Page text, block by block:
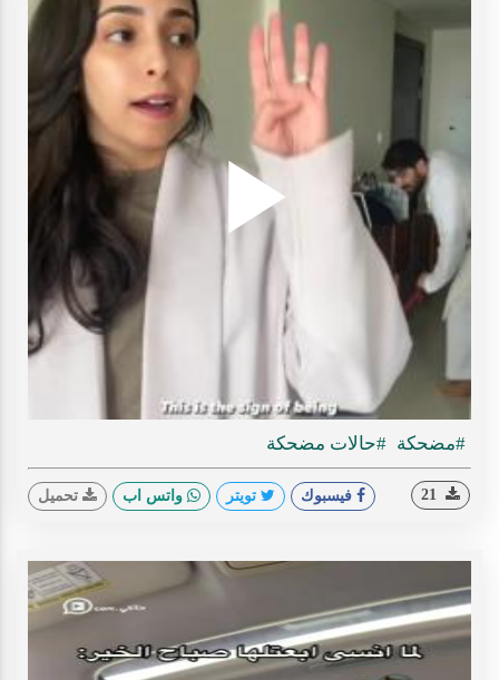
Play
#مضحكة #حالات مضحكة
فيسبوك تويتر واتس اب تحميل